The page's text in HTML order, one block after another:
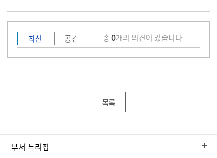
최신 공감 총0개의 의견이 있습니다
목록
부서 누리집